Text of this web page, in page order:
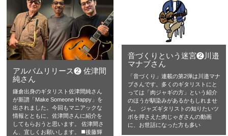
アルバムリリース❷ 佐津間
純さん
鎌倉出身のギタリスト佐津間純さん
が新譜「Make Someone Happy」を
出されました。今回もマニアックな
情報とともに、佐津間さんに紹介を
してもらおうと思います。 佐津間さ
ん、宜しくお願いします。 ◼️後藤輝
音づくりという迷宮❷川邉
マナブさん
「音づくり」連載の第2弾は川邉マナ
ブさんです。多くのギタリストにと
っては「肉ジャギの方」という紹介
のほうが馴染みがあるかもしれませ
ん。 ジャズギタリストの知りたいツ
ボを押さえた肉じゃぎさんの動画
に、お世話になった方も多い